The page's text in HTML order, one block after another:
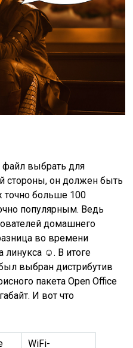
выбрать для
стороны, он должен быть
точно больше 100
популярным. Ведь
домашнего
во времени
линукса ☺. В итоге
выбран дистрибутив
пакета Open Office
И вот что
WiFi-